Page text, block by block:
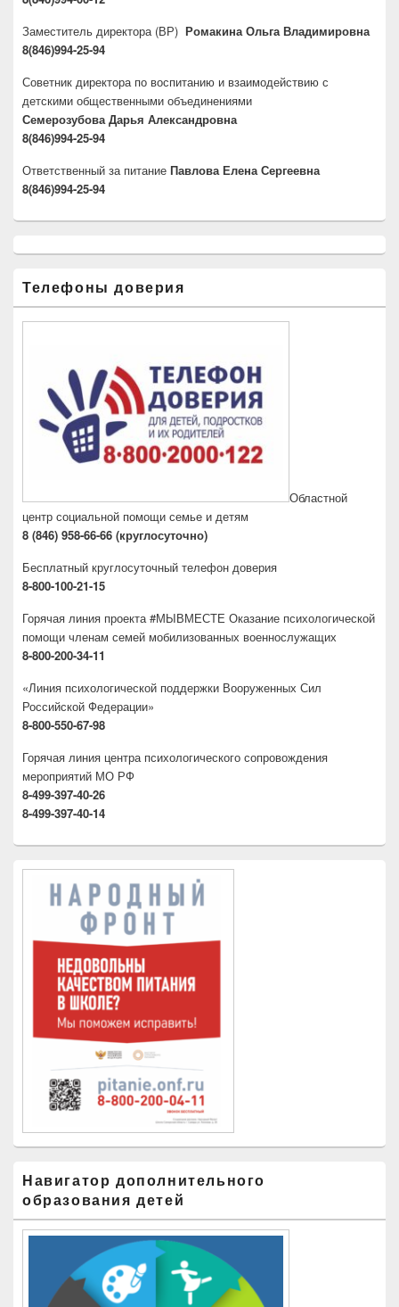
Заместитель директора (ВР) Ромакина Ольга Владимировна
8(846)994-25-94
Советник директора по воспитанию и взаимодействию с
детскими общественными объединениями
Семерозубова Дарья Александровна
8(846)994-25-94
Ответственный за питание Павлова Елена Сергеевна
8(846)994-25-94
Телефоны доверия
Областной
центр социальной помощи семье и детям
8 (846) 958-66-66 (круглосуточно)
Бесплатный круглосуточный телефон доверия
8-800-100-21-15
Горячая линия проекта #МЫВМЕСТЕ Оказание психологической
помощи членам семей мобилизованных военнослужащих
8-800-200-34-11
«Линия психологической поддержки Вооруженных Сил
Российской Федерации»
8-800-550-67-98
Горячая линия центра психологического сопровождения
мероприятий МО РФ
8-499-397-40-26
8-499-397-40-14
Навигатор дополнительного
образования детей